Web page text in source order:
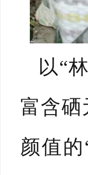
以“
富含
颜值